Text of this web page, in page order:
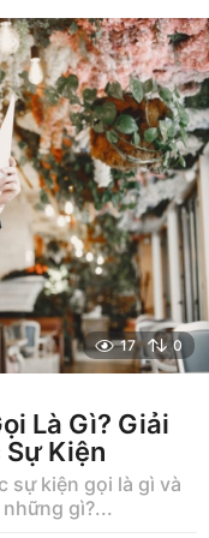
17 0
Là Gì? Giải
Sự Kiện
sự kiện gọi là gì và
gì?...